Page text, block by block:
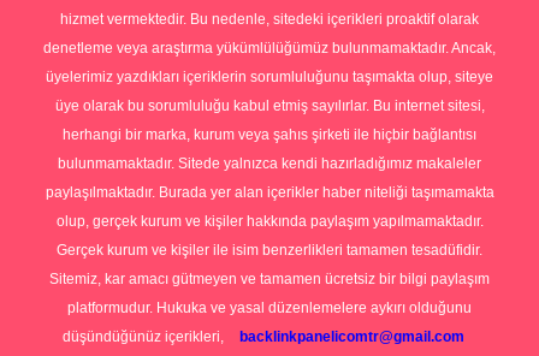
hizmet vermektedir. Bu nedenle, sitedeki içerikleri proaktif olarak
denetleme veya araştırma yükümlülüğümüz bulunmamaktadır. Ancak,
üyelerimiz yazdıkları içeriklerin sorumluluğunu taşımakta olup, siteye
üye olarak bu sorumluluğu kabul etmiş sayılırlar. Bu internet sitesi,
herhangi bir marka, kurum veya şahıs şirketi ile hiçbir bağlantısı
bulunmamaktadır. Sitede yalnızca kendi hazırladığımız makaleler
paylaşılmaktadır. Burada yer alan içerikler haber niteliği taşımamakta
olup, gerçek kurum ve kişiler hakkında paylaşım yapılmamaktadır.
Gerçek kurum ve kişiler ile isim benzerlikleri tamamen tesadüfidir.
Sitemiz, kar amacı gütmeyen ve tamamen ücretsiz bir bilgi paylaşım
platformudur. Hukuka ve yasal düzenlemelere aykırı olduğunu
düşündüğünüz içerikleri,
backlinkpanelicomtr@gmail.com